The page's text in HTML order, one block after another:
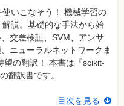
いこなそう！ 機械学習の
説。基礎的な手法から始
交差検証、SVM、アンサ
ニューラルネットワークま
望の翻訳！ 本書は『scikit-
翻訳書です。
目次を見る